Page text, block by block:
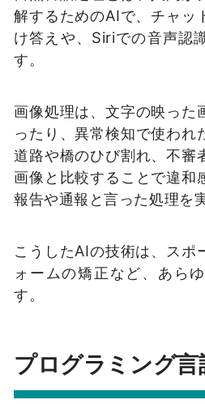
解するためのAIで、チャッ
け答えや、Siriでの音声認
す。
画像処理は、文字の映った
ったり、異常検知で使われ
道路や橋のひび割れ、不審
画像と比較することで違和
報告や通報と言った処理を
こうしたAIの技術は、スポ
ォームの矯正など、あら
す。
プログラミング